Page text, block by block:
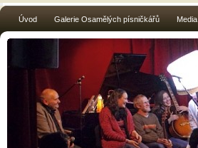
Úvod Galerie Osamělých písničkářů Media